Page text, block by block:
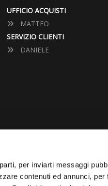
per inviarti messaggi
contenuti ed annunci, per
UFFICIO ACQUISTI
MATTEO
SERVIZIO CLIENTI
DANIELE